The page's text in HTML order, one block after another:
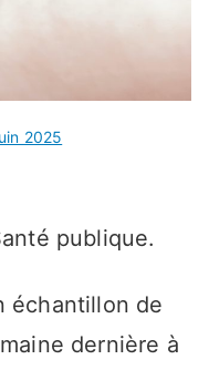
2025
publique.
échantillon de
dernière à